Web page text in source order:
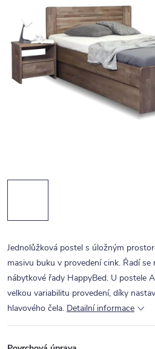
Jednolůžková postel s úložným
masivu buku v provedení cink. Řadí
nábytkové řady HappyBed. U postele
velkou variabilitu provedení, díky
hlavového čela. Detailní informace